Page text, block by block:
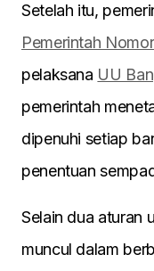
Setelah itu,
Pemerintah
pelaksana UU
pemerintah
dipenuhi setiap
penentuan
Selain dua aturan
muncul dalam